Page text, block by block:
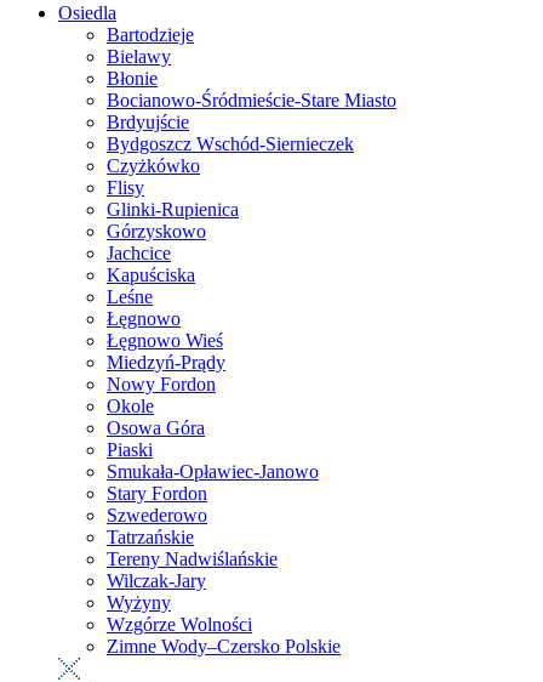
Osiedla
Bartodzieje
Bielawy
Błonie
Bocianowo-Śródmieście-Stare Miasto
Brdyujście
Bydgoszcz Wschód-Siernieczek
Czyżkówko
Flisy
Glinki-Rupienica
Górzyskowo
Jachcice
Kapuściska
Leśne
Łęgnowo
Łęgnowo Wieś
Miedzyń-Prądy
Nowy Fordon
Okole
Osowa Góra
Piaski
Smukała-Opławiec-Janowo
Stary Fordon
Szwederowo
Tatrzańskie
Tereny Nadwiślańskie
Wilczak-Jary
Wyżyny
Wzgórze Wolności
Zimne Wody–Czersko Polskie